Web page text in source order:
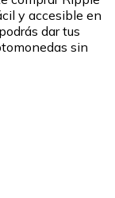
y accesible en
dar tus
sin